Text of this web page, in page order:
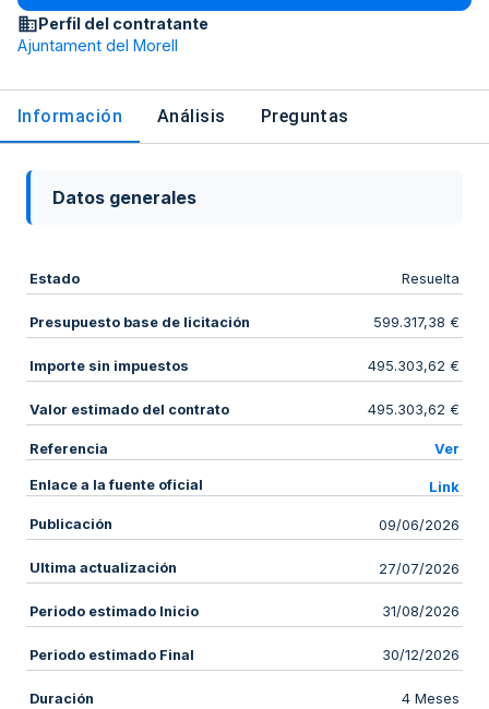
Perfil del contratante
Ajuntament del Morell
Información Análisis Preguntas
Datos generales
Estado Resuelta
Presupuesto base de licitación 599.317,38 €
Importe sin impuestos 495.303,62 €
Valor estimado del contrato 495.303,62 €
Referencia Ver
Enlace a la fuente oficial Link
Publicación 09/06/2026
Ultima actualización 27/07/2026
Periodo estimado Inicio 31/08/2026
Periodo estimado Final 30/12/2026
Duración 4 Meses